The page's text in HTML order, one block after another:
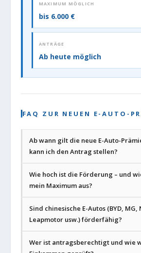
MAXIMUM MÖGLICH
bis 6.000 €
ANTRÄGE
Ab heute möglich
FAQ ZUR NEUEN E-AUTO-
Ab wann gilt die neue E-Auto-
kann ich den Antrag stellen?
Wie hoch ist die Förderung – und
mein Maximum aus?
Sind chinesische E-Autos (BYD, MG,
Leapmotor usw.) förderfähig?
Wer ist antragsberechtigt und wie